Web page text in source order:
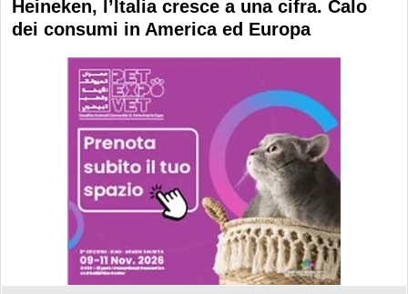
Heineken, l’Italia cresce a una cifra. Calo
dei consumi in America ed Europa